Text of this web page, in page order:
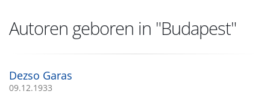
Autoren geboren in "Budapest"
Dezso Garas
09.12.1933